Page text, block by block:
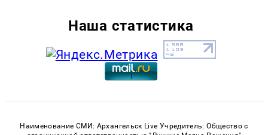
Наша статистика
Наименование СМИ: Архангельск Live Учредитель: Общество с